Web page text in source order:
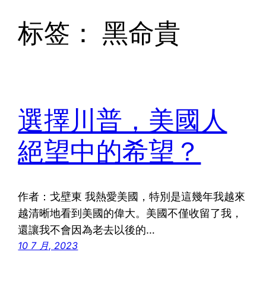
标签：黑命貴
選擇川普，美國人
絕望中的希望？
作者：戈壁東 我熱愛美國，特別是這幾年我越來
越清晰地看到美國的偉大。美國不僅收留了我，
還讓我不會因為老去以後的…
10 7 月, 2023